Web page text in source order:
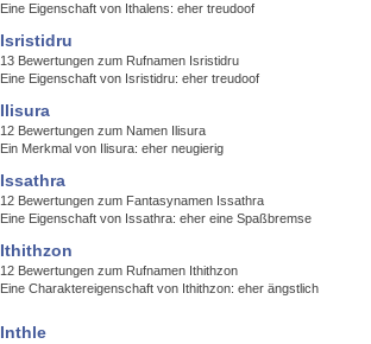
Eine Eigenschaft von Ithalens: eher treudoof
Isristidru
13 Bewertungen zum Rufnamen Isristidru
Eine Eigenschaft von Isristidru: eher treudoof
Ilisura
12 Bewertungen zum Namen Ilisura
Ein Merkmal von Ilisura: eher neugierig
Issathra
12 Bewertungen zum Fantasynamen Issathra
Eine Eigenschaft von Issathra: eher eine Spaßbremse
Ithithzon
12 Bewertungen zum Rufnamen Ithithzon
Eine Charaktereigenschaft von Ithithzon: eher ängstlich
Inthle